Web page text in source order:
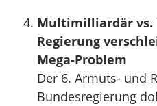
Multimilliardär vs.
Regierung
Mega-Problem
Der 6. Armuts- und
Bundesregierung